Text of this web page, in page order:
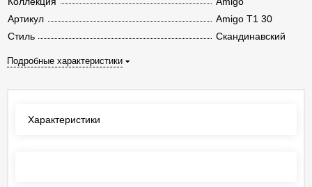
Артикул
Amigo T1 30
Стиль
Скандинавский
Подробные характеристики
Характеристики